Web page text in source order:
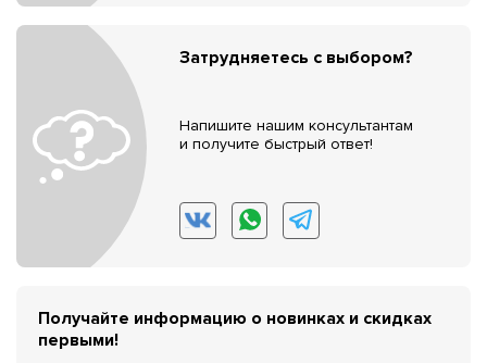
Затрудняетесь с выбором?
Напишите нашим консультантам
и получите быстрый ответ!
Получайте информацию о новинках и скидках
первыми!